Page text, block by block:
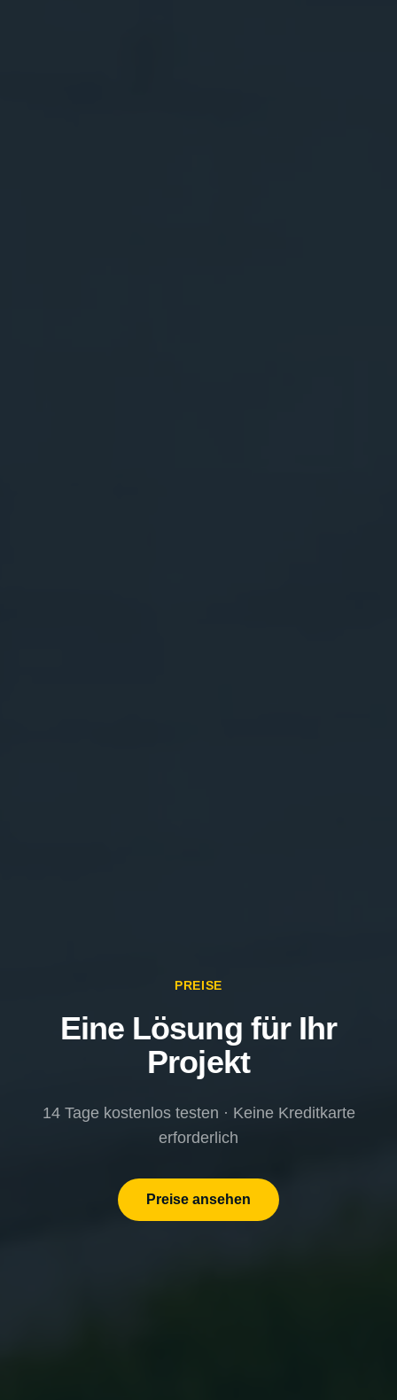
PREISE
Eine Lösung für Ihr
Projekt
14 Tage kostenlos testen · Keine Kreditkarte
erforderlich
Preise ansehen